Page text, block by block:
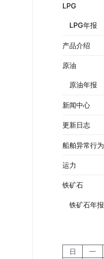
LPG
LPG年报
产品介绍
原油
原油年报
新闻中心
更新日志
船舶异常行为
运力
铁矿石
铁矿石年报
日
一